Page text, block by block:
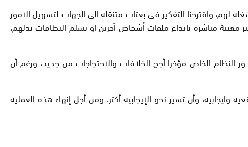
لهم، واقترحنا التفكير في بعثات متنقلة الى الجهات لتسهيل الامور
مباشرة بايداع ملفات أشخاص آخرين او تسلم البطاقات بدلهم،
النظام الخاص مؤخرا أجج الخلافات والاحتجاجات من جديد، ورغم أن
وأن تسير نحو الإيجابية أكثر، ومن أجل إنهاء هذه العملية